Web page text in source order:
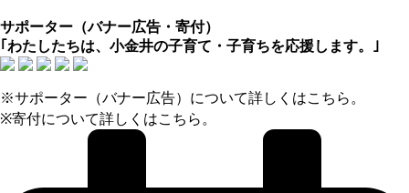
サポーター（バナー広告 ・ 寄付）
｢わたしたちは、小金井の子育て・子育ちを応援します。｣
※サポーター（バナー広告）について詳しくはこちら 。
※寄付について詳しくはこちら 。